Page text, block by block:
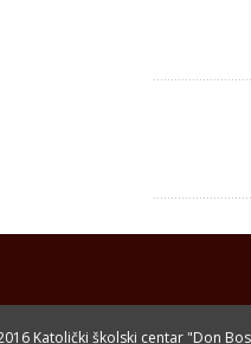
Katolički školski centar "Don